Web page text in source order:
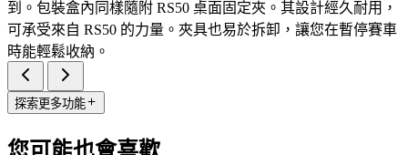
到。包裝盒內同樣隨附 RS50 桌面固定夾。其設計經久耐用，
可承受來自 RS50 的力量。夾具也易於拆卸，讓您在暫停賽車
時能輕鬆收納。
探索更多功能